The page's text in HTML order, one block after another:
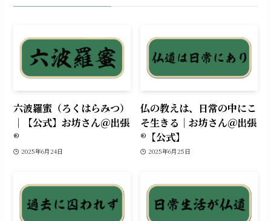
六波羅蜜（ろくはらみつ）
｜【公式】お坊さん＠出張
®︎
2025年6月24日
仏の教えは、日常の中にこ
そ生きる｜お坊さん＠出張
®︎【公式】
2025年6月25日